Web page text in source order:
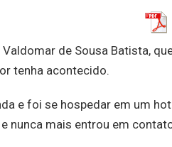
de Sousa Batista,
tenha acontecido.
e foi se hospedar em um
nunca mais entrou em